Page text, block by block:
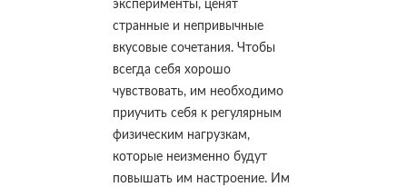
эксперименты, ценят
странные и непривычные
вкусовые сочетания. Чтобы
всегда себя хорошо
чувствовать, им необходимо
приучить себя к регулярным
физическим нагрузкам,
которые неизменно будут
повышать им настроение. Им